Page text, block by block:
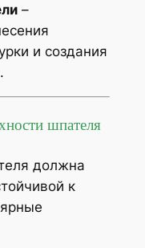
–
и создания
шпателя
должна
к